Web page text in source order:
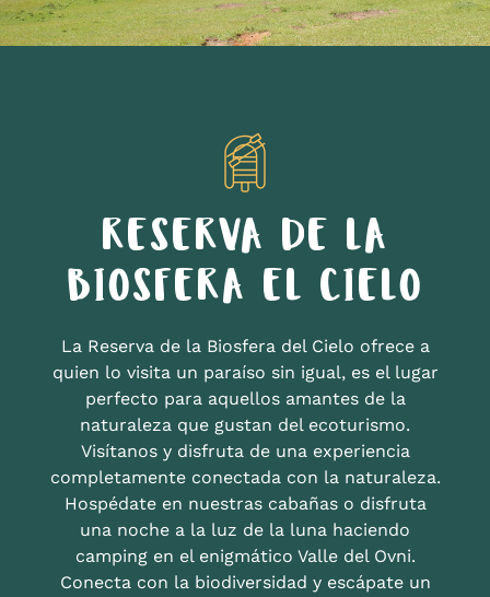
RESERVA DE LA
BIOSFERA EL CIELO
La Reserva de la Biosfera del Cielo ofrece a
quien lo visita un paraíso sin igual, es el lugar
perfecto para aquellos amantes de la
naturaleza que gustan del ecoturismo.
Visítanos y disfruta de una experiencia
completamente conectada con la naturaleza.
Hospédate en nuestras cabañas o disfruta
una noche a la luz de la luna haciendo
camping en el enigmático Valle del Ovni.
Conecta con la biodiversidad y escápate un